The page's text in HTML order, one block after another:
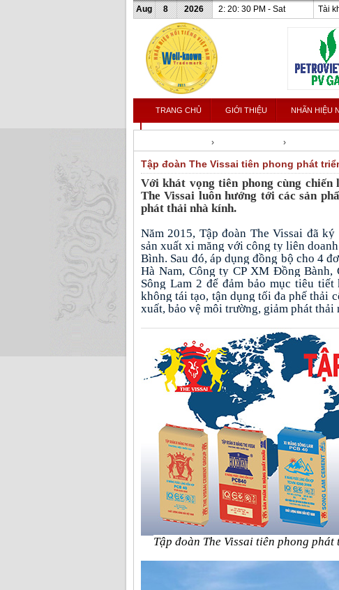
Aug 8 2026 2: 20: 31 PM - Sat Tài
TRANG CHỦ GIỚI THIỆU NHÃN HIỆU
LIÊN HỆ
› ›
Tập đoàn The Vissai tiên phong phát
Với khát vọng tiên phong cùng
The Vissai luôn hướng tới các sản
phát thải nhà kính.
Năm 2015, Tập đoàn The Vissai đã
sản xuất xi măng với công ty liên
Bình. Sau đó, áp dụng đồng bộ cho 4
Hà Nam, Công ty CP XM Đồng
Sông Lam 2 để đảm bảo mục tiêu
không tái tạo, tận dụng tối đa phế thải
xuất, bảo vệ môi trường, giảm phát thải
Tập đoàn The Vissai tiên phong